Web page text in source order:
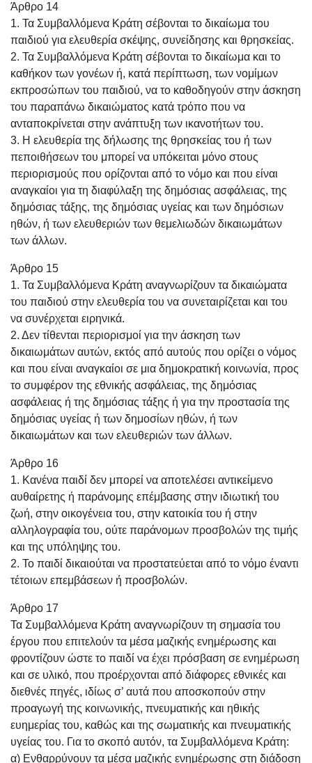
Άρθρο 14
1. Τα Συμβαλλόμενα Κράτη σέβονται το δικαίωμα του
παιδιού για ελευθερία σκέψης, συνείδησης και θρησκείας.
2. Τα Συμβαλλόμενα Κράτη σέβονται το δικαίωμα και το
καθήκον των γονέων ή, κατά περίπτωση, των νομίμων
εκπροσώπων του παιδιού, να το καθοδηγούν στην άσκηση
του παραπάνω δικαιώματος κατά τρόπο που να
ανταποκρίνεται στην ανάπτυξη των ικανοτήτων του.
3. Η ελευθερία της δήλωσης της θρησκείας του ή των
πεποιθήσεων του μπορεί να υπόκειται μόνο στους
περιορισμούς που ορίζονται από το νόμο και που είναι
αναγκαίοι για τη διαφύλαξη της δημόσιας ασφάλειας, της
δημόσιας τάξης, της δημόσιας υγείας και των δημόσιων
ηθών, ή των ελευθεριών των θεμελιωδών δικαιωμάτων
των άλλων.
Άρθρο 15
1. Τα Συμβαλλόμενα Κράτη αναγνωρίζουν τα δικαιώματα
του παιδιού στην ελευθερία του να συνεταιρίζεται και του
να συνέρχεται ειρηνικά.
2. Δεν τίθενται περιορισμοί για την άσκηση των
δικαιωμάτων αυτών, εκτός από αυτούς που ορίζει ο νόμος
και που είναι αναγκαίοι σε μια δημοκρατική κοινωνία, προς
το συμφέρον της εθνικής ασφάλειας, της δημόσιας
ασφάλειας ή της δημόσιας τάξης ή για την προστασία της
δημόσιας υγείας ή των δημοσίων ηθών, ή των
δικαιωμάτων και των ελευθεριών των άλλων.
Άρθρο 16
1. Κανένα παιδί δεν μπορεί να αποτελέσει αντικείμενο
αυθαίρετης ή παράνομης επέμβασης στην ιδιωτική του
ζωή, στην οικογένεια του, στην κατοικία του ή στην
αλληλογραφία του, ούτε παράνομων προσβολών της τιμής
και της υπόληψης του.
2. Το παιδί δικαιούται να προστατεύεται από το νόμο έναντι
τέτοιων επεμβάσεων ή προσβολών.
Άρθρο 17
Τα Συμβαλλόμενα Κράτη αναγνωρίζουν τη σημασία του
έργου που επιτελούν τα μέσα μαζικής ενημέρωσης και
φροντίζουν ώστε το παιδί να έχει πρόσβαση σε ενημέρωση
και σε υλικό, που προέρχονται από διάφορες εθνικές και
διεθνές πηγές, ιδίως σ’ αυτά που αποσκοπούν στην
προαγωγή της κοινωνικής, πνευματικής και ηθικής
ευημερίας του, καθώς και της σωματικής και πνευματικής
υγείας του. Για το σκοπό αυτόν, τα Συμβαλλόμενα Κράτη:
α) Ενθαρρύνουν τα μέσα μαζικής ενημέρωσης στη διάδοση